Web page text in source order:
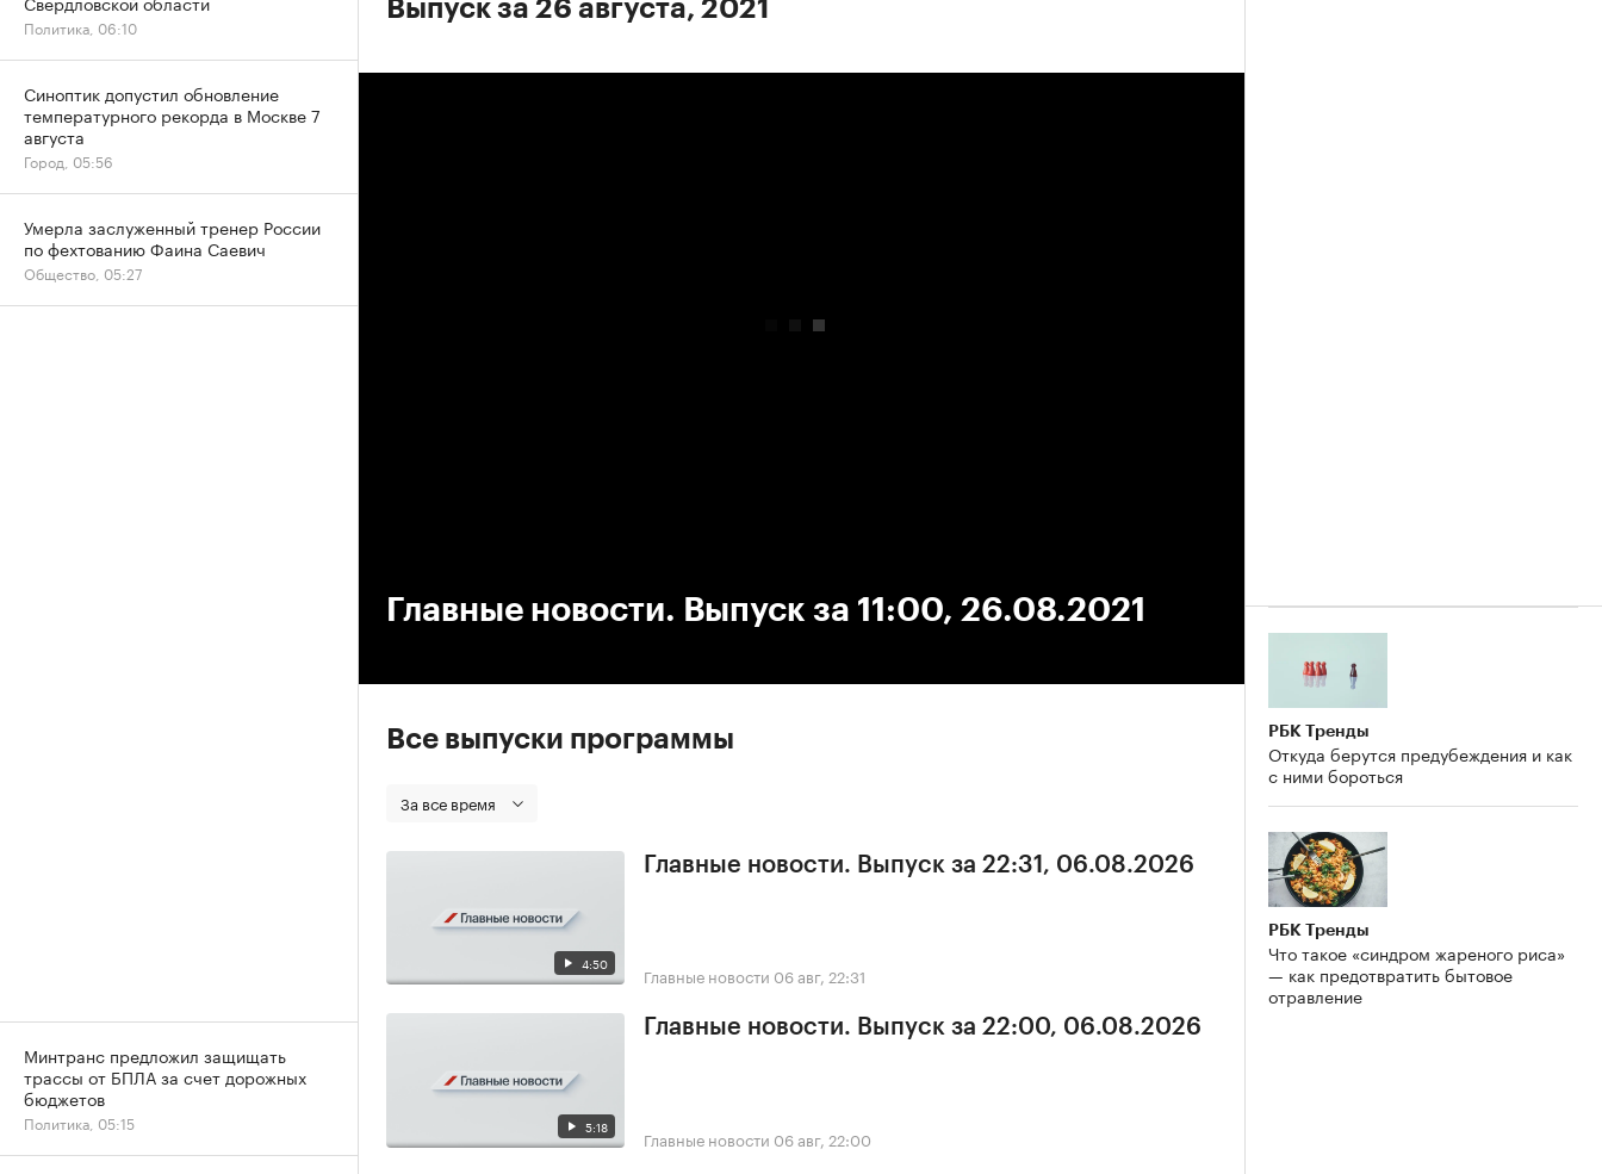
Выпуск за 26 августа, 2021
Главные новости. Выпуск за 11:00, 26.08.2021
Все выпуски программы
За все время
4:50
Главные новости. Выпуск за 22:31, 06.08.2026
Главные новости 06 авг, 22:31
5:18
Главные новости. Выпуск за 22:00, 06.08.2026
Главные новости 06 авг, 22:00
РБК Тренды
Откуда берутся предубеждения и как
с ними бороться
РБК Тренды
Что такое «синдром жареного риса»
— как предотвратить бытовое
отравление
Политика, 06:10
Синоптик допустил обновление
температурного рекорда в Москве 7
августа
Город, 05:56
Умерла заслуженный тренер России
по фехтованию Фаина Саевич
Общество, 05:27
Минтранс предложил защищать
трассы от БПЛА за счет дорожных
бюджетов
Политика, 05:15